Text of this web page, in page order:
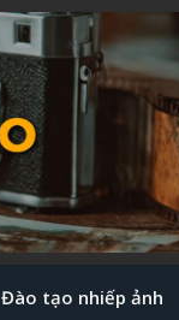
Đào tạo nhiếp ảnh